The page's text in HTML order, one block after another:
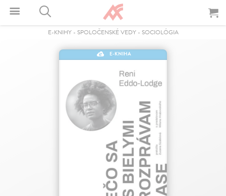
E-KNIHY- SPOLOČENSKÉ VEDY- SOCIOLÓGIA
E-KNIHA